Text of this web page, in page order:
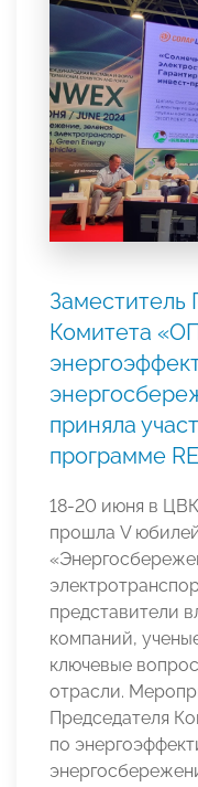
Заместитель
Комитета
приняла
программе
18-20 июня в
прошла V
представители
компаний,
ключевые
отрасли.
Председателя
по